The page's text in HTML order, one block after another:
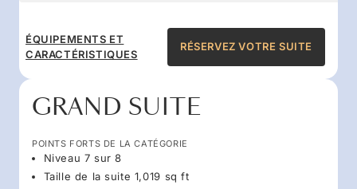
ÉQUIPEMENTS ET
CARACTÉRISTIQUES
RÉSERVEZ VOTRE SUITE
GRAND SUITE
POINTS FORTS DE LA CATÉGORIE
Niveau 7 sur 8
Taille de la suite 1,019 sq ft